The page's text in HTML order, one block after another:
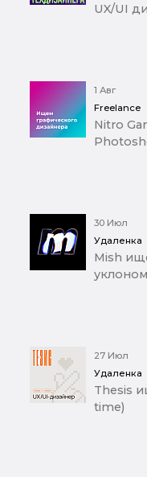
UX/UI
1 Авг
Freelance
Nitro
30 Июл
Удаленка
Mish
27 Июл
Удаленка
Thesis
time)